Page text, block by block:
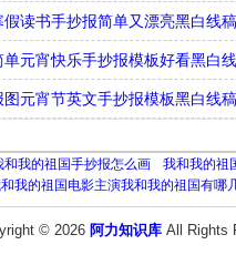
读书手抄报简单又漂亮黑白线稿
元宵快乐手抄报模板好看黑白
元宵节英文手抄报模板黑白线稿
我的祖国手抄报怎么画 我和我的祖
我的祖国电影主演我和我的祖国有哪
© 2026 阿力知识库All Rights